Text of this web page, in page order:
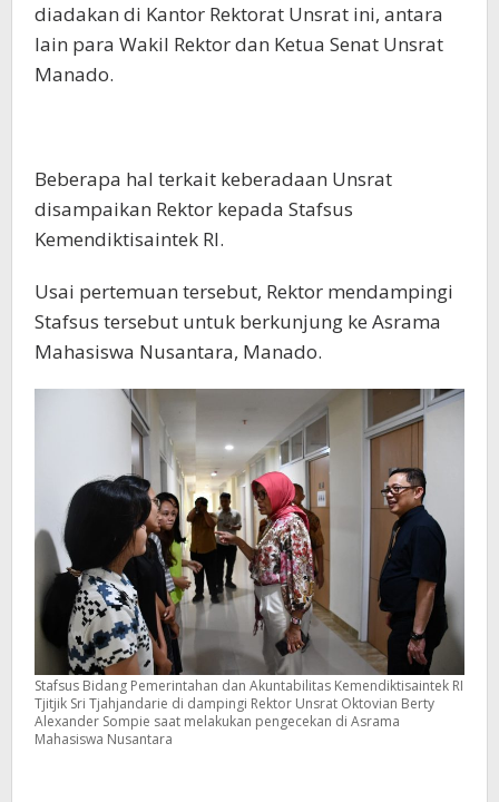
diadakan di Kantor Rektorat Unsrat ini, antara
lain para Wakil Rektor dan Ketua Senat Unsrat
Manado.
Beberapa hal terkait keberadaan Unsrat
disampaikan Rektor kepada Stafsus
Kemendiktisaintek RI.
Usai pertemuan tersebut, Rektor mendampingi
Stafsus tersebut untuk berkunjung ke Asrama
Mahasiswa Nusantara, Manado.
Stafsus Bidang Pemerintahan dan Akuntabilitas Kemendiktisaintek RI
Tjitjik Sri Tjahjandarie di dampingi Rektor Unsrat Oktovian Berty
Alexander Sompie saat melakukan pengecekan di Asrama
Mahasiswa Nusantara